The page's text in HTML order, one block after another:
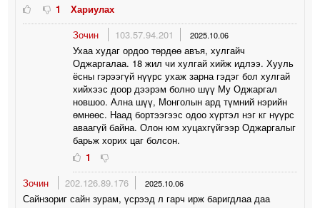
1
Хариулах
Зочин
103.57.94.201 2025.10.06
Ухаа худаг ордоо төрдөө авъя, хулгайч
Оджаргалаа. 18 жил чи хулгай хийж идлээ. Хууль
ёсны гэрээгүй нүүрс ухаж зарна гэдэг бол хулгай
хийхээс доор дээрэм болно шүү Му Оджаргал
новшоо. Ална шүү, Монголын ард түмний нэрийн
өмнөөс. Наад бортээгээс одоо хүртэл нэг кг нүүрс
аваагүй байна. Олон юм хуцахгүйгээр Оджаргалыг
барьж хорих цаг болсон.
1
Зочин
202.126.89.176 2025.10.06
Сайнзориг сайн зурам, үсрээд л гарч ирж баригдлаа даа